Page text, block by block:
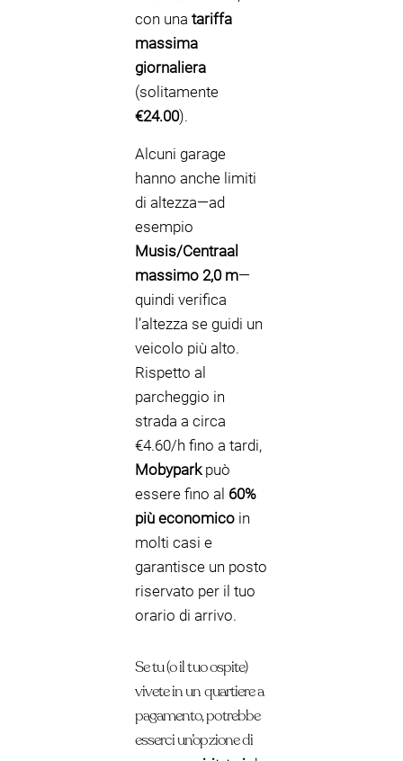
con una tariffa
massima
giornaliera
(solitamente
€24.00).
Alcuni garage
hanno anche limiti
di altezza—ad
esempio
Musis/Centraal
massimo 2,0 m—
quindi verifica
l’altezza se guidi un
veicolo più alto.
Rispetto al
parcheggio in
strada a circa
€4.60/h fino a tardi,
Mobyparkpuò
essere fino al 60%
più economico in
molti casi e
garantisce un posto
riservato per il tuo
orario di arrivo.
Se tu (o il tuo ospite)
vivete in un quartiere a
pagamento, potrebbe
esserci un’opzione di